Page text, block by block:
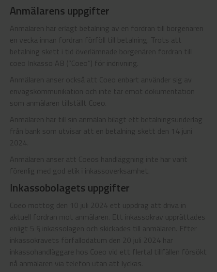
Anmälarens uppgifter
Anmälaren har erlagt betalning av en fordran till borgenären
en vecka innan fordran förföll till betalning. Trots att
betalning skett i tid överlämnade borgenären fordran till
coeo Inkasso AB (”Coeo”) för indrivning.
Anmälaren anser också att Coeo enbart använder sig av
envägskommunikation och inte tar emot dokumentation
som anmälaren tillställt Coeo.
Anmälaren har till sin anmälan bilagt ett betalningsunderlag
från bank som utvisar att en betalning skett den 14 juni
2024.
Anmälaren anser att Coeos handläggning inte har varit
förenlig med god etik i inkassoverksamhet.
Inkassobolagets uppgifter
Coeo mottog den 10 juli 2024 ett uppdrag att driva in
aktuell fordran mot anmälaren. Ett inkassokrav upprättades
enligt 5 § inkassolagen och skickades till anmälaren. Efter
inkassokravets förfallodatum den 20 juli 2024 har
inkassohandläggare hos Coeo vid ett flertal tillfällen försökt
nå anmälaren via telefon utan att lyckas.